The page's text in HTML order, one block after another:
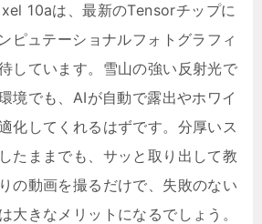
10aは、最新のTensorチップに
ピュテーショナルフォトグラフィ
しています。雪山の強い反射光で
境でも、AIが自動で露出やホワイ
化してくれるはずです。分厚いス
たままでも、サッと取り出して教
の動画を撮るだけで、失敗のない
大きなメリットになるでしょう。